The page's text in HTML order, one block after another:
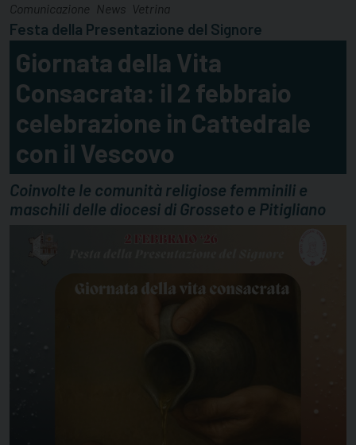
Comunicazione News Vetrina
Festa della Presentazione del Signore
Giornata della Vita
Consacrata: il 2 febbraio
celebrazione in Cattedrale
con il Vescovo
Coinvolte le comunità religiose femminili e
maschili delle diocesi di Grosseto e Pitigliano